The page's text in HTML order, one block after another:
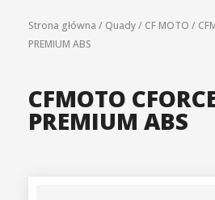
Strona główna / Quady/ CF MOTO /
PREMIUM ABS
CFMOTO
PREMIUM ABS